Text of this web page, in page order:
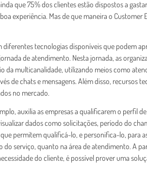
que 75% dos clientes estão dispostos a
experiência. Mas de que maneira o Customer
tecnologias disponíveis que podem
de atendimento. Nesta jornada, as
da multicanalidade, utilizando meios como
de chats e mensagens. Além disso, recursos
no mercado.
auxilia as empresas a qualificarem o perfil
dados como solicitações, período do
permitem qualificá-lo, e personifica-lo, para
do serviço, quanto na área de atendimento. A
do cliente, é possível prover uma